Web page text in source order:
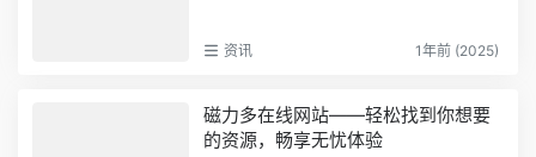
资讯 1年前 (2025)
磁力多在线网站——轻松找到你想要
的资源，畅享无忧体验